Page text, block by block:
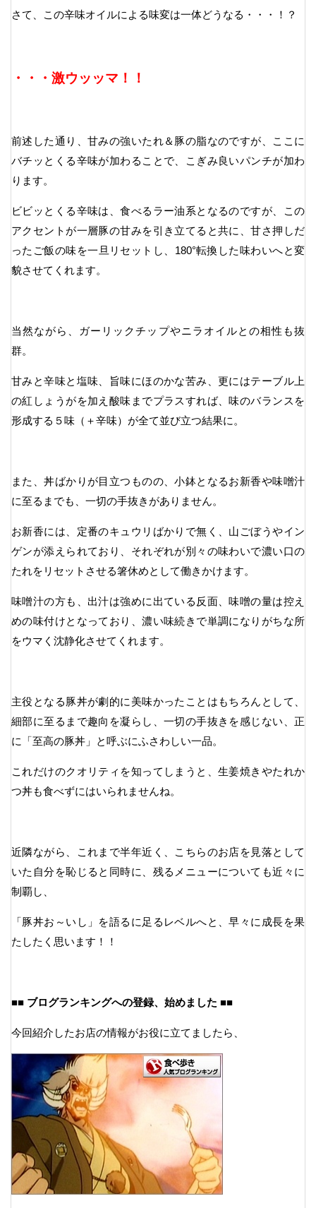
さて、この辛味オイルによる味変は一体どうなる・・・！？
・・・激ウッッマ！！
前述した通り、甘みの強いたれ＆豚の脂なのですが、ここに
バチッとくる辛味が加わることで、こぎみ良いパンチが加わ
ります。
ビビッとくる辛味は、食べるラー油系となるのですが、この
アクセントが一層豚の甘みを引き立てると共に、甘さ押しだ
ったご飯の味を一旦リセットし、180°転換した味わいへと変
貌させてくれます。
当然ながら、ガーリックチップやニラオイルとの相性も抜
群。
甘みと辛味と塩味、旨味にほのかな苦み、更にはテーブル上
の紅しょうがを加え酸味までプラスすれば、味のバランスを
形成する５味（＋辛味）が全て並び立つ結果に。
また、丼ばかりが目立つものの、小鉢となるお新香や味噌汁
に至るまでも、一切の手抜きがありません。
お新香には、定番のキュウリばかりで無く、山ごぼうやイン
ゲンが添えられており、それぞれが別々の味わいで濃い口の
たれをリセットさせる箸休めとして働きかけます。
味噌汁の方も、出汁は強めに出ている反面、味噌の量は控え
めの味付けとなっており、濃い味続きで単調になりがちな所
をウマく沈静化させてくれます。
主役となる豚丼が劇的に美味かったことはもちろんとして、
細部に至るまで趣向を凝らし、一切の手抜きを感じない、正
に「至高の豚丼」と呼ぶにふさわしい一品。
これだけのクオリティを知ってしまうと、生姜焼きやたれか
つ丼も食べずにはいられませんね。
近隣ながら、これまで半年近く、こちらのお店を見落として
いた自分を恥じると同時に、残るメニューについても近々に
制覇し、
「豚丼お～いし」を語るに足るレベルへと、早々に成長を果
たしたく思います！！
■■ ブログランキングへの登録、始めました ■■
今回紹介したお店の情報がお役に立てましたら、